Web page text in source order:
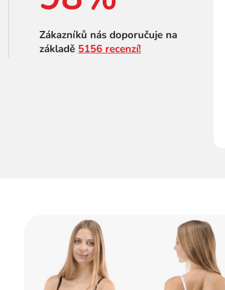
Zákazníků nás doporučuje na
základě 5156 recenzí!